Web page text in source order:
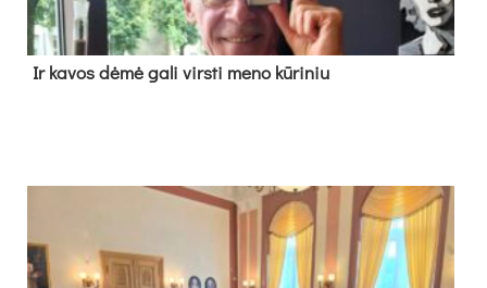
Ir ka­vos dė­mė ga­li virs­ti me­no kū­ri­niu